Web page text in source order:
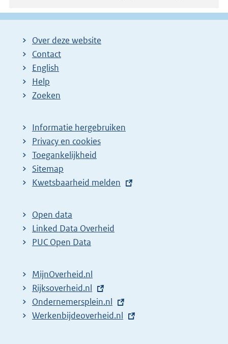
g
Over deze website
Contact
English
Help
Zoeken
Informatie hergebruiken
Privacy en cookies
Toegankelijkheid
Sitemap
E
t
e
r
l
i
n
k
Kwetsbaarheid melden
Open data
Linked Data Overheid
PUC Open Data
MijnOverheid.nl
E
x
t
Rijksoverheid.nl
E
x
Ondernemersplein.nl
E
Werkenbijdeoverheid.nl